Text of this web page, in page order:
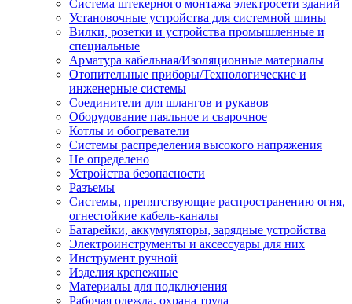
Система штекерного монтажа электросети зданий
Установочные устройства для системной шины
Вилки, розетки и устройства промышленные и
специальные
Арматура кабельная/Изоляционные материалы
Отопительные приборы/Технологические и
инженерные системы
Соединители для шлангов и рукавов
Оборудование паяльное и сварочное
Котлы и обогреватели
Системы распределения высокого напряжения
Не определено
Устройства безопасности
Разъемы
Системы, препятствующие распространению огня,
огнестойкие кабель-каналы
Батарейки, аккумуляторы, зарядные устройства
Электроинструменты и аксессуары для них
Инструмент ручной
Изделия крепежные
Материалы для подключения
Рабочая одежда, охрана труда